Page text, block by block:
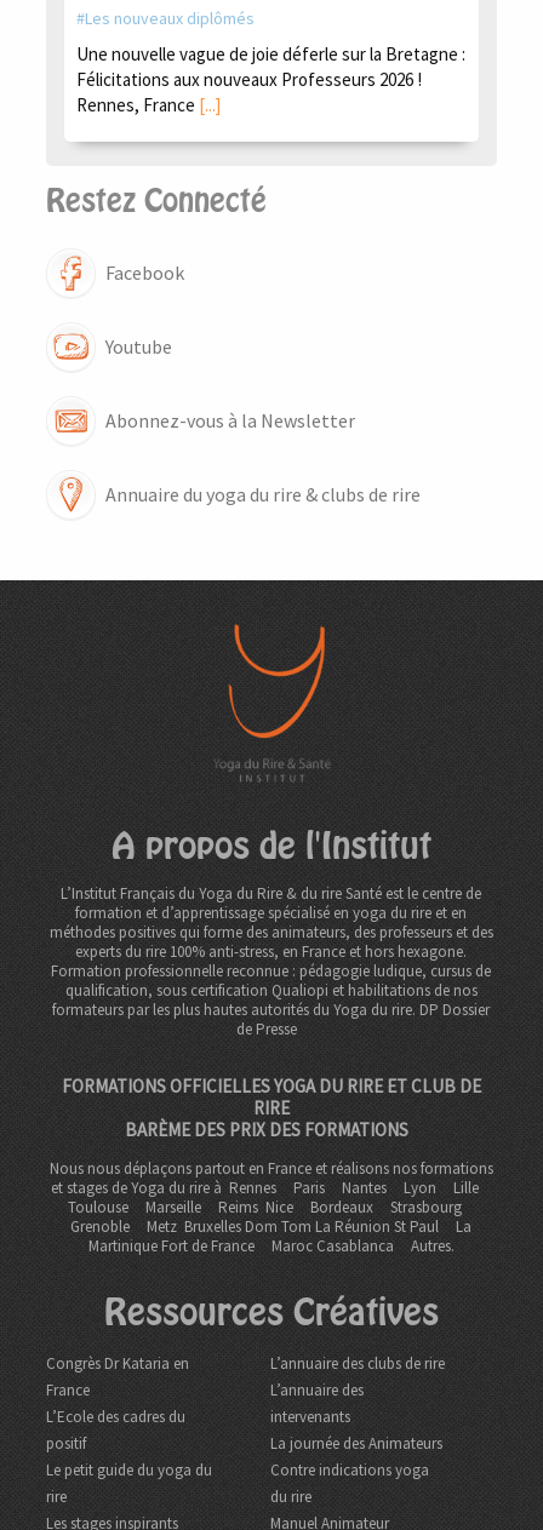
Les nouveaux diplômés
Une nouvelle vague de joie déferle sur la Bretagne :
Félicitations aux nouveaux Professeurs 2026 !
Rennes, France [...]
Restez Connecté
Facebook
Youtube
Abonnez-vous à la Newsletter
Annuaire du yoga du rire & clubs de rire
A propos de l'Institut
L’Institut Français du Yoga du Rire & du rire Santé est le centre de
formation et d’apprentissage spécialisé en yoga du rire et en
méthodes positives qui forme des animateurs, des professeurs et des
experts du rire 100% anti-stress, en France et hors hexagone.
Formation professionnelle reconnue : pédagogie ludique, cursus de
qualification, sous certification Qualiopi et habilitations de nos
formateurs par les plus hautes autorités du Yoga du rire. DPDossier
de Presse
FORMATIONS OFFICIELLES YOGA DU RIRE ET CLUB DE
RIRE
BARÈME DES PRIX DES FORMATIONS
Nous nous déplaçons partout en France et réalisons nos formations
et stages de Yoga du rire à Rennes Paris Nantes Lyon
Lille
Toulouse
Marseille Reims Nice Bordeaux
Strasbourg
Grenoble
Metz Bruxelles Dom TomLa Réunion St Paul
La
Martinique Fort de France
Maroc Casablanca Autres.
Ressources Créatives
Congrès Dr Kataria en
France
L’Ecole des cadres du
positif
Le petit guide du yoga du
rire
Les stages inspirants
L’annuaire des clubs de rire
L’annuaire des
intervenants
La journée des Animateurs
Contre indications yoga
du rire
Manuel Animateur